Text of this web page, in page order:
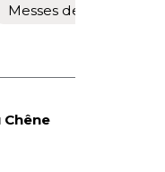
Messes de semaine